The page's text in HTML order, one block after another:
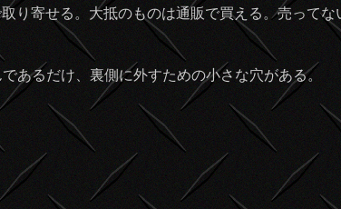
り寄せる。大抵のものは通販で買える。売って
あるだけ、裏側に外すための小さな穴がある。